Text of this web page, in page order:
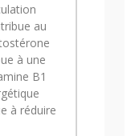
au
à une
B1
à réduire